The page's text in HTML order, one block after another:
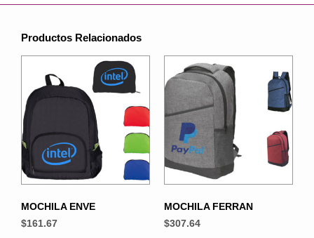
Productos Relacionados
MOCHILA ENVE
$161.67
MOCHILA FERRAN
$307.64